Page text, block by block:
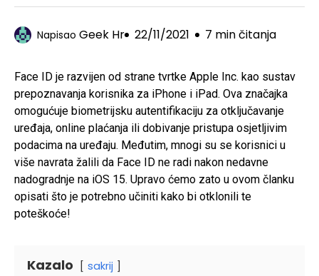
Napisao Geek Hr 22/11/2021 7 min čitanja
Face ID je razvijen od strane tvrtke Apple Inc. kao sustav
prepoznavanja korisnika za iPhone i iPad. Ova značajka
omogućuje biometrijsku autentifikaciju za otključavanje
uređaja, online plaćanja ili dobivanje pristupa osjetljivim
podacima na uređaju. Međutim, mnogi su se korisnici u
više navrata žalili da Face ID ne radi nakon nedavne
nadogradnje na iOS 15. Upravo ćemo zato u ovom članku
opisati što je potrebno učiniti kako bi otklonili te
poteškoće!
Kazalo sakrij